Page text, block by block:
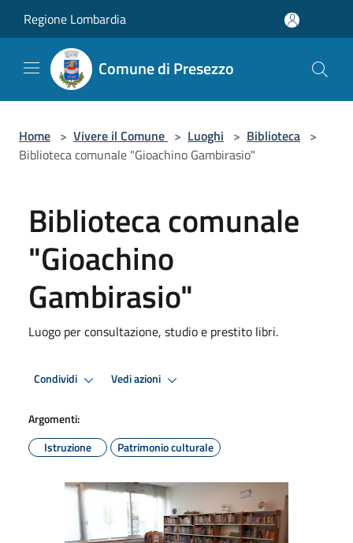
Regione Lombardia
Comune di Presezzo
Home > Vivere il Comune > Luoghi > Biblioteca >
Biblioteca comunale "Gioachino Gambirasio"
Biblioteca comunale
"Gioachino
Gambirasio"
Luogo per consultazione, studio e prestito libri.
Condividi Vedi azioni
Argomenti:
Istruzione
Patrimonio culturale